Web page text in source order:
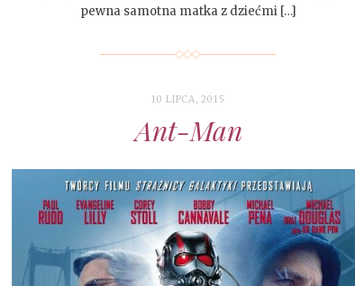
pewna samotna matka z dziećmi […]
10 LIPCA, 2015
Ant-Man